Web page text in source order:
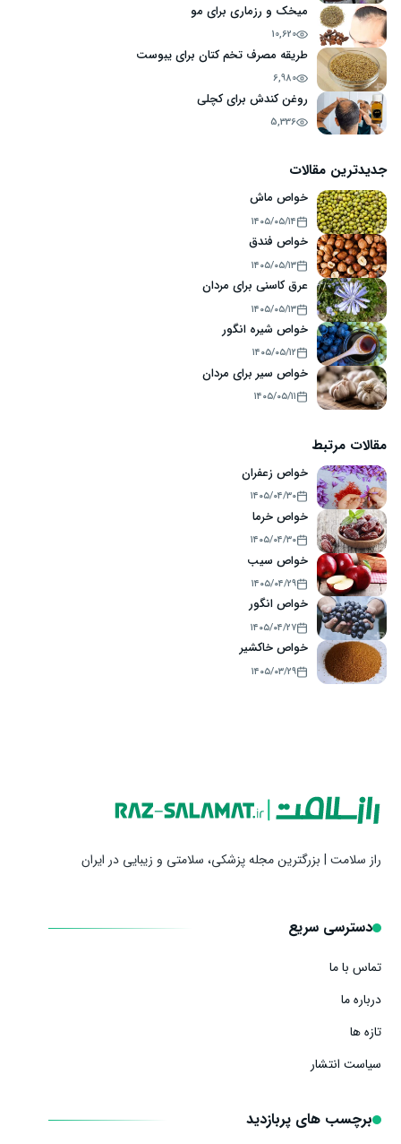
میخک و رزماری برای مو
10,620
طریقه مصرف تخم کتان برای یبوست
6,980
روغن کندش برای کچلی
5,336
جدیدترین مقالات
خواص ماش
۱۴۰۵/۰۵/۱۴
خواص فندق
۱۴۰۵/۰۵/۱۳
عرق کاسنی برای مردان
۱۴۰۵/۰۵/۱۳
خواص شیره انگور
۱۴۰۵/۰۵/۱۲
خواص سیر برای مردان
۱۴۰۵/۰۵/۱۱
مقالات مرتبط
خواص زعفران
۱۴۰۵/۰۴/۳۰
خواص خرما
۱۴۰۵/۰۴/۳۰
خواص سیب
۱۴۰۵/۰۴/۲۹
خواص انگور
۱۴۰۵/۰۴/۲۷
خواص خاکشیر
۱۴۰۵/۰۳/۲۹
راز سلامت | بزرگترین مجله پزشکی، سلامتی و زیبایی در ایران
دسترسی سریع
تماس با ما
درباره ما
تازه ها
سیاست انتشار
برچسب های پربازدید